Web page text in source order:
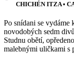
CHICHÉN ITZA •
Po snídani se
novodobých sedm
Studnu obětí,
malebnými uličkami s